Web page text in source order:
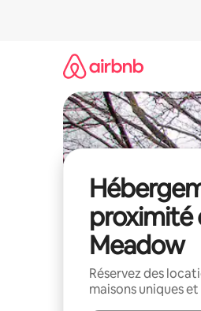
proximité
Meadow
Réservez des
maisons uniques